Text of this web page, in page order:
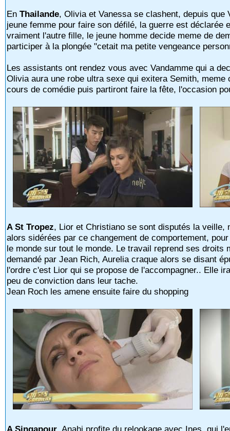
EnThailande, Olivia et Vanessa se clashent, depuis
jeune femme pour faire son défilé, la guerre est
vraiment l'autre fille, le jeune homme decide meme de
participer à la plongée "cetait ma petite vengeance
Les assistants ont rendez vous avec Vandamme qui a
Olivia aura une robe ultra sexe qui exitera Semith,
cours de comédie puis partiront faire la fête, l'occasion
A St Tropez, Lior et Christiano se sont disputés la
alors sidérées par ce changement de comportement,
le monde sur tout le monde. Le travail reprend ses
demandé par Jean Rich, Aurelia craque alors se disant
l'ordre c'est Lior qui se propose de l'accompagner.. Elle
peu de conviction dans leur tache.
Jean Roch les amene ensuite faire du shopping
A Singapour , Anahi profite du relookage avec Ines, qui